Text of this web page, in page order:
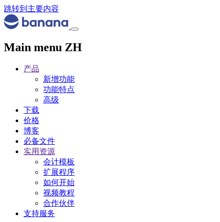
跳转到主要内容
Main menu ZH
产品
新增功能
功能特点
高级
下载
价格
博客
必备文件
实用资源
会计模板
扩展程序
如何开始
视频教程
合作伙伴
支持服务